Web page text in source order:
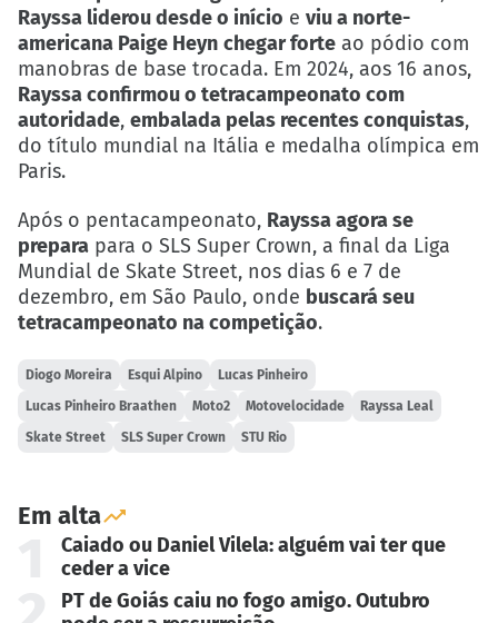
Rayssa liderou desde o início e viu a norte-
americana Paige Heyn chegar forte ao pódio com
manobras de base trocada. Em 2024, aos 16 anos,
Rayssa confirmou o tetracampeonato com
autoridade, embalada pelas recentes conquistas,
do título mundial na Itália e medalha olímpica em
Paris.
Após o pentacampeonato, Rayssa agora se
prepara para o SLS Super Crown, a final da Liga
Mundial de Skate Street, nos dias 6 e 7 de
dezembro, em São Paulo, onde buscará seu
tetracampeonato na competição.
Diogo Moreira Esqui Alpino Lucas Pinheiro
Lucas Pinheiro Braathen Moto2 Motovelocidade Rayssa Leal
Skate Street SLS Super Crown STU Rio
Em alta
Caiado ou Daniel Vilela: alguém vai ter que
ceder a vice
PT de Goiás caiu no fogo amigo. Outubro